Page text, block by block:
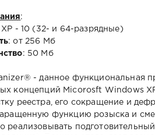
:
- 10 (32- и 64-разрядные)
: от 256 Мб
: 50 Мб
- данное функциональная
концепций Micorosft Windows
реестра, его сокращение и
функцию розыска и
реализовывать